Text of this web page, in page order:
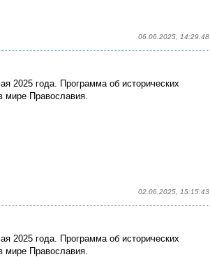
06.06.2025, 14:29:48
2025 года. Программа об исторических
мире Православия.
02.06.2025, 15:15:43
2025 года. Программа об исторических
мире Православия.